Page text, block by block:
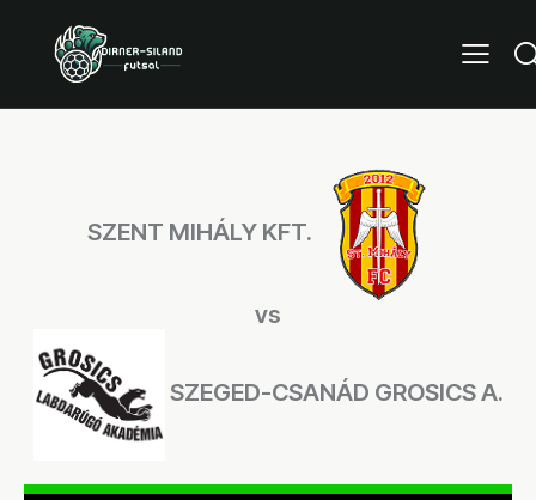
SZENT MIHÁLY KFT.
vs
SZEGED-CSANÁD GROSICS A.